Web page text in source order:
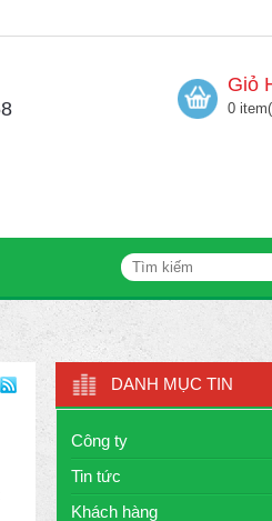
Giỏ
0
DANH MỤC TIN
Công ty
Tin tức
Khách hàng